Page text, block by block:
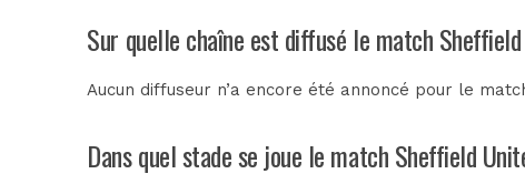
Sur quelle chaîne est diffusé le match
Aucun diffuseur n’a encore été annoncé pour le
Dans quel stade se joue le match Sheffield